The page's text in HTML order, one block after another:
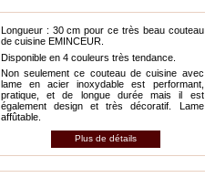
Longueur : 30 cm pour ce très beau couteau
de cuisine EMINCEUR.
Disponible en 4 couleurs très tendance.
Non seulement ce couteau de cuisine avec
lame en acier inoxydable est performant,
pratique, et de longue durée mais il est
également design et très décoratif. Lame
affûtable.
Plus de détails